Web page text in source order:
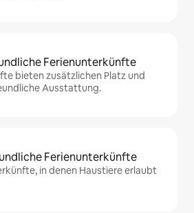
Ferienunterkünfte
bieten zusätzlichen Platz und
Ausstattung.
Ferienunterkünfte
in denen Haustiere erlaubt